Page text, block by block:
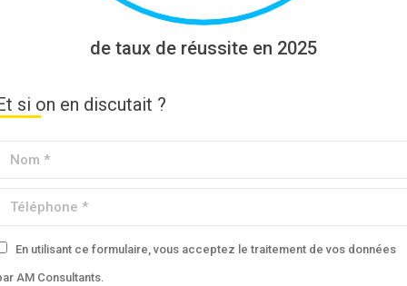
de taux de réussite en 2025
si on en discutait ?
*
*
En utilisant ce formulaire, vous acceptez le traitement de vos données
AM Consultants.